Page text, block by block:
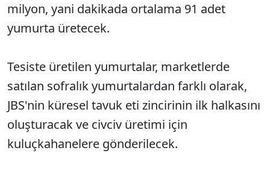
milyon, yani dakikada ortalama 91 adet
yumurta üretecek.
Tesiste üretilen yumurtalar, marketlerde
satılan sofralık yumurtalardan farklı olarak,
JBS'nin küresel tavuk eti zincirinin ilk halkasını
oluşturacak ve civciv üretimi için
kuluçkahanelere gönderilecek.